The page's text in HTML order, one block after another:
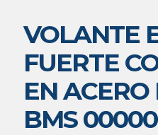
VOLANTE
FUERTE
EN ACERO
BMS